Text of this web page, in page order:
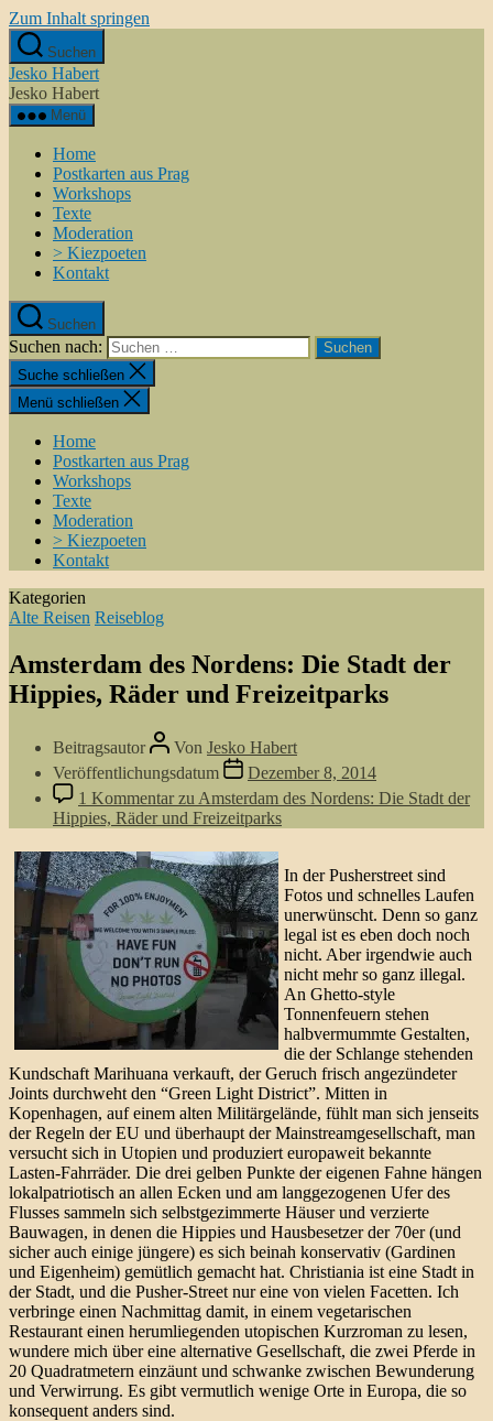
Zum Inhalt springen
Suchen
Jesko Habert
Jesko Habert
Menü
Home
Postkarten aus Prag
Workshops
Texte
Moderation
> Kiezpoeten
Kontakt
Suchen
Suchen nach:
Suche schließen
Menü schließen
Home
Postkarten aus Prag
Workshops
Texte
Moderation
> Kiezpoeten
Kontakt
Kategorien
Alte Reisen Reiseblog
Amsterdam des Nordens: Die Stadt der
Hippies, Räder und Freizeitparks
Beitragsautor Von Jesko Habert
Veröffentlichungsdatum
Dezember 8, 2014
1 Kommentarzu Amsterdam des Nordens: Die Stadt der
Hippies, Räder und Freizeitparks
In der Pusherstreet sind
Fotos und schnelles Laufen
unerwünscht. Denn so ganz
legal ist es eben doch noch
nicht. Aber irgendwie auch
nicht mehr so ganz illegal.
An Ghetto-style
Tonnenfeuern stehen
halbvermummte Gestalten,
die der Schlange stehenden
Kundschaft Marihuana verkauft, der Geruch frisch angezündeter
Joints durchweht den “Green Light District”. Mitten in
Kopenhagen, auf einem alten Militärgelände, fühlt man sich jenseits
der Regeln der EU und überhaupt der Mainstreamgesellschaft, man
versucht sich in Utopien und produziert europaweit bekannte
Lasten-Fahrräder. Die drei gelben Punkte der eigenen Fahne hängen
lokalpatriotisch an allen Ecken und am langgezogenen Ufer des
Flusses sammeln sich selbstgezimmerte Häuser und verzierte
Bauwagen, in denen die Hippies und Hausbesetzer der 70er (und
sicher auch einige jüngere) es sich beinah konservativ (Gardinen
und Eigenheim) gemütlich gemacht hat. Christiania ist eine Stadt in
der Stadt, und die Pusher-Street nur eine von vielen Facetten. Ich
verbringe einen Nachmittag damit, in einem vegetarischen
Restaurant einen herumliegenden utopischen Kurzroman zu lesen,
wundere mich über eine alternative Gesellschaft, die zwei Pferde in
20 Quadratmetern einzäunt und schwanke zwischen Bewunderung
und Verwirrung. Es gibt vermutlich wenige Orte in Europa, die so
konsequent anders sind.